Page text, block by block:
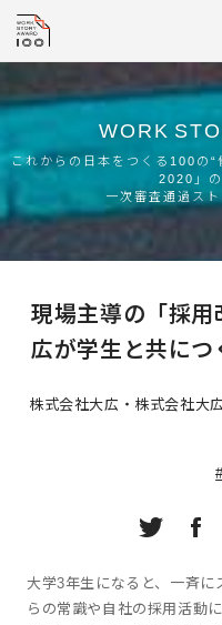
WORK
これからの日本をつくる100の
2020」の
一次審査通過ス
現場主導の「採用
広が学生と共につ
株式会社大広・株式会社大
大学3年生になると、一斉
らの常識や自社の採用活動